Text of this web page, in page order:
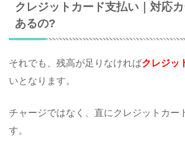
クレジットカード支払い｜対応
あるの?
それでも、残高が足りなければクレジッ
いとなります。
チャージではなく、直にクレジットカー
す。